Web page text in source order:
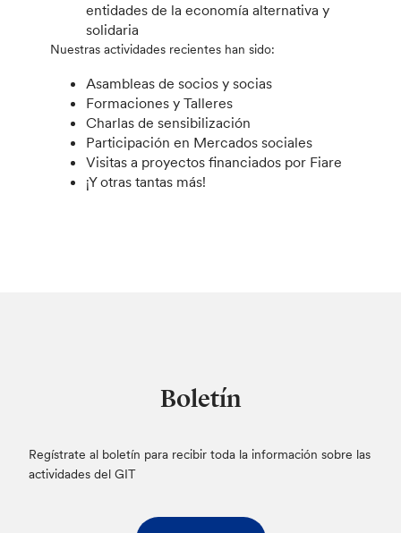
entidades de la economía alternativa y
solidaria
Nuestras actividades recientes han sido:
Asambleas de socios y socias
Formaciones y Talleres
Charlas de sensibilización
Participación en Mercados sociales
Visitas a proyectos financiados por Fiare
¡Y otras tantas más!
Boletín
Regístrate al boletín para recibir toda la información sobre las
actividades del GIT